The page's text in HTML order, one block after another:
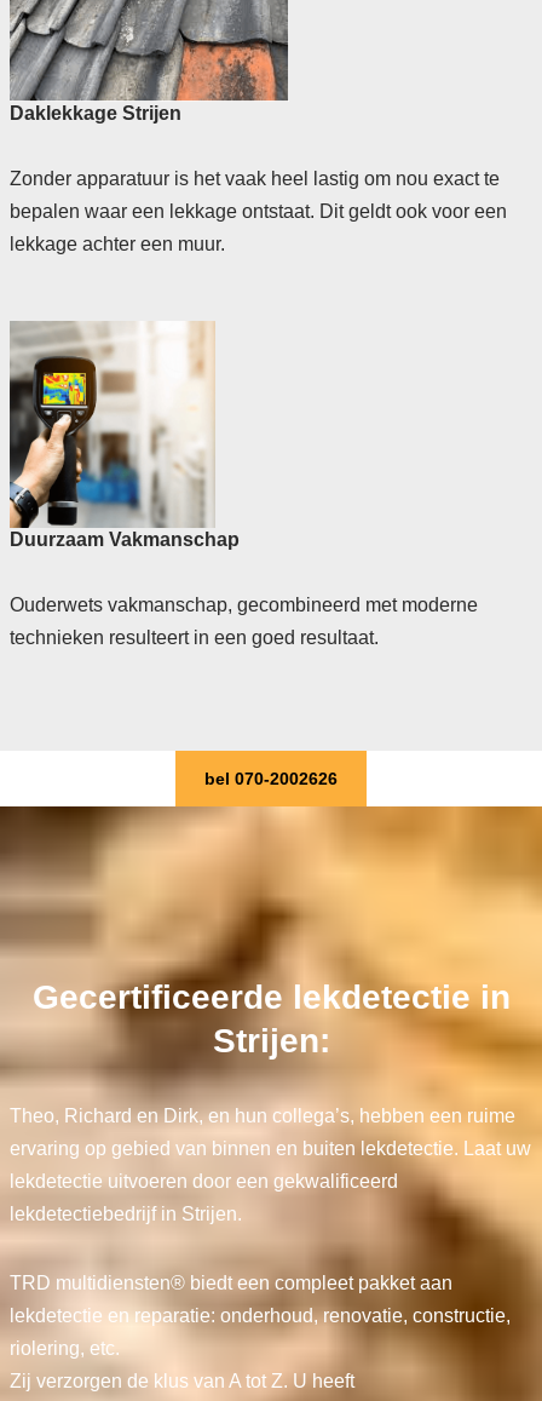
Daklekkage Strijen
Zonder apparatuur is het vaak heel lastig om nou exact te
bepalen waar een lekkage ontstaat. Dit geldt ook voor een
lekkage achter een muur.
Duurzaam Vakmanschap
Ouderwets vakmanschap, gecombineerd met moderne
technieken resulteert in een goed resultaat.
bel 070-2002626
Gecertificeerde lekdetectie in
Strijen:
Theo, Richard en Dirk, en hun collega’s, hebben een ruime
ervaring op gebied van binnen en buiten lekdetectie. Laat uw
lekdetectie uitvoeren door een gekwalificeerd
lekdetectiebedrijf in Strijen.
TRD multidiensten® biedt een compleet pakket aan
lekdetectie en reparatie: onderhoud, renovatie, constructie,
riolering, etc.
Zij verzorgen de klus van A tot Z. U heeft